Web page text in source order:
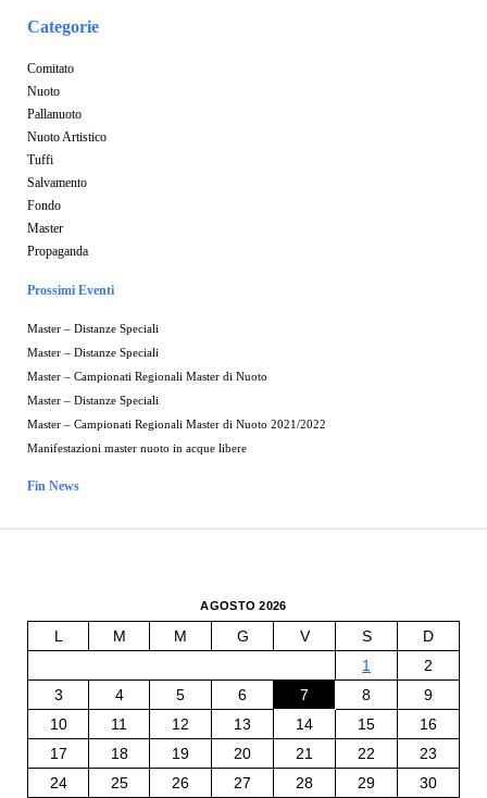
Categorie
Comitato
Nuoto
Pallanuoto
Nuoto Artistico
Tuffi
Salvamento
Fondo
Master
Propaganda
Prossimi Eventi
Master – Distanze Speciali
Master – Distanze Speciali
Master – Campionati Regionali Master di Nuoto
Master – Distanze Speciali
Master – Campionati Regionali Master di Nuoto 2021/2022
Manifestazioni master nuoto in acque libere
Fin News
AGOSTO 2026
L M M G V S
D
1
2
3
4 5 6 7 8
9
10
11 12 13 14 15
16
17
18 19 20 21 22
23
24
25 26 27 28 29
30